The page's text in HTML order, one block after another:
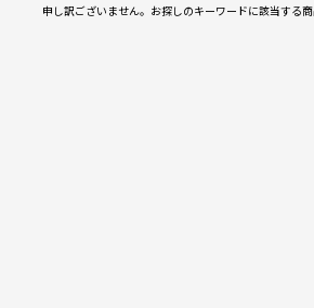
申し訳ございません。お探しのキーワードに該当する商